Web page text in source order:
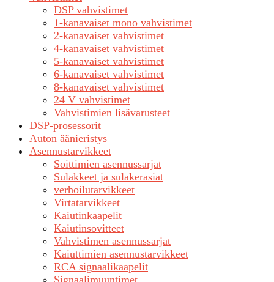
DSP vahvistimet
1-kanavaiset mono vahvistimet
2-kanavaiset vahvistimet
4-kanavaiset vahvistimet
5-kanavaiset vahvistimet
6-kanavaiset vahvistimet
8-kanavaiset vahvistimet
24 V vahvistimet
Vahvistimien lisävarusteet
DSP-prosessorit
Auton äänieristys
Asennustarvikkeet
Soittimien asennussarjat
Sulakkeet ja sulakerasiat
verhoilutarvikkeet
Virtatarvikkeet
Kaiutinkaapelit
Kaiutinsovitteet
Vahvistimen asennussarjat
Kaiuttimien asennustarvikkeet
RCA signaalikaapelit